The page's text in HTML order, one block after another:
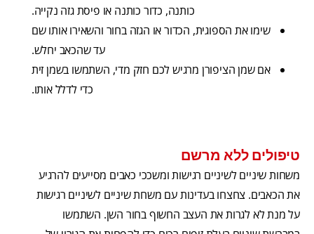
כותנה, כדור כותנה או פיסת גזה נקייה.
שימו את הספוגית, הכדור או הגזה בחור והשאירו אותו שם
עד שהכאב יחלש.
אם שמן הציפורן מרגיש לכם חזק מדי, השתמשו בשמן זית
כדי לדלל אותו.
טיפולים ללא מרשם
משחות שיניים לשיניים רגישות ומשככי כאבים מסייעים להרגיע
את הכאבים. צחצחו בעדינות עם משחת שיניים לשיניים רגישות
על מנת לא לגרות את העצב החשוף בחור השן. השתמשו